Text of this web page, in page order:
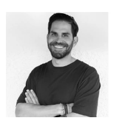
στο σχολείο